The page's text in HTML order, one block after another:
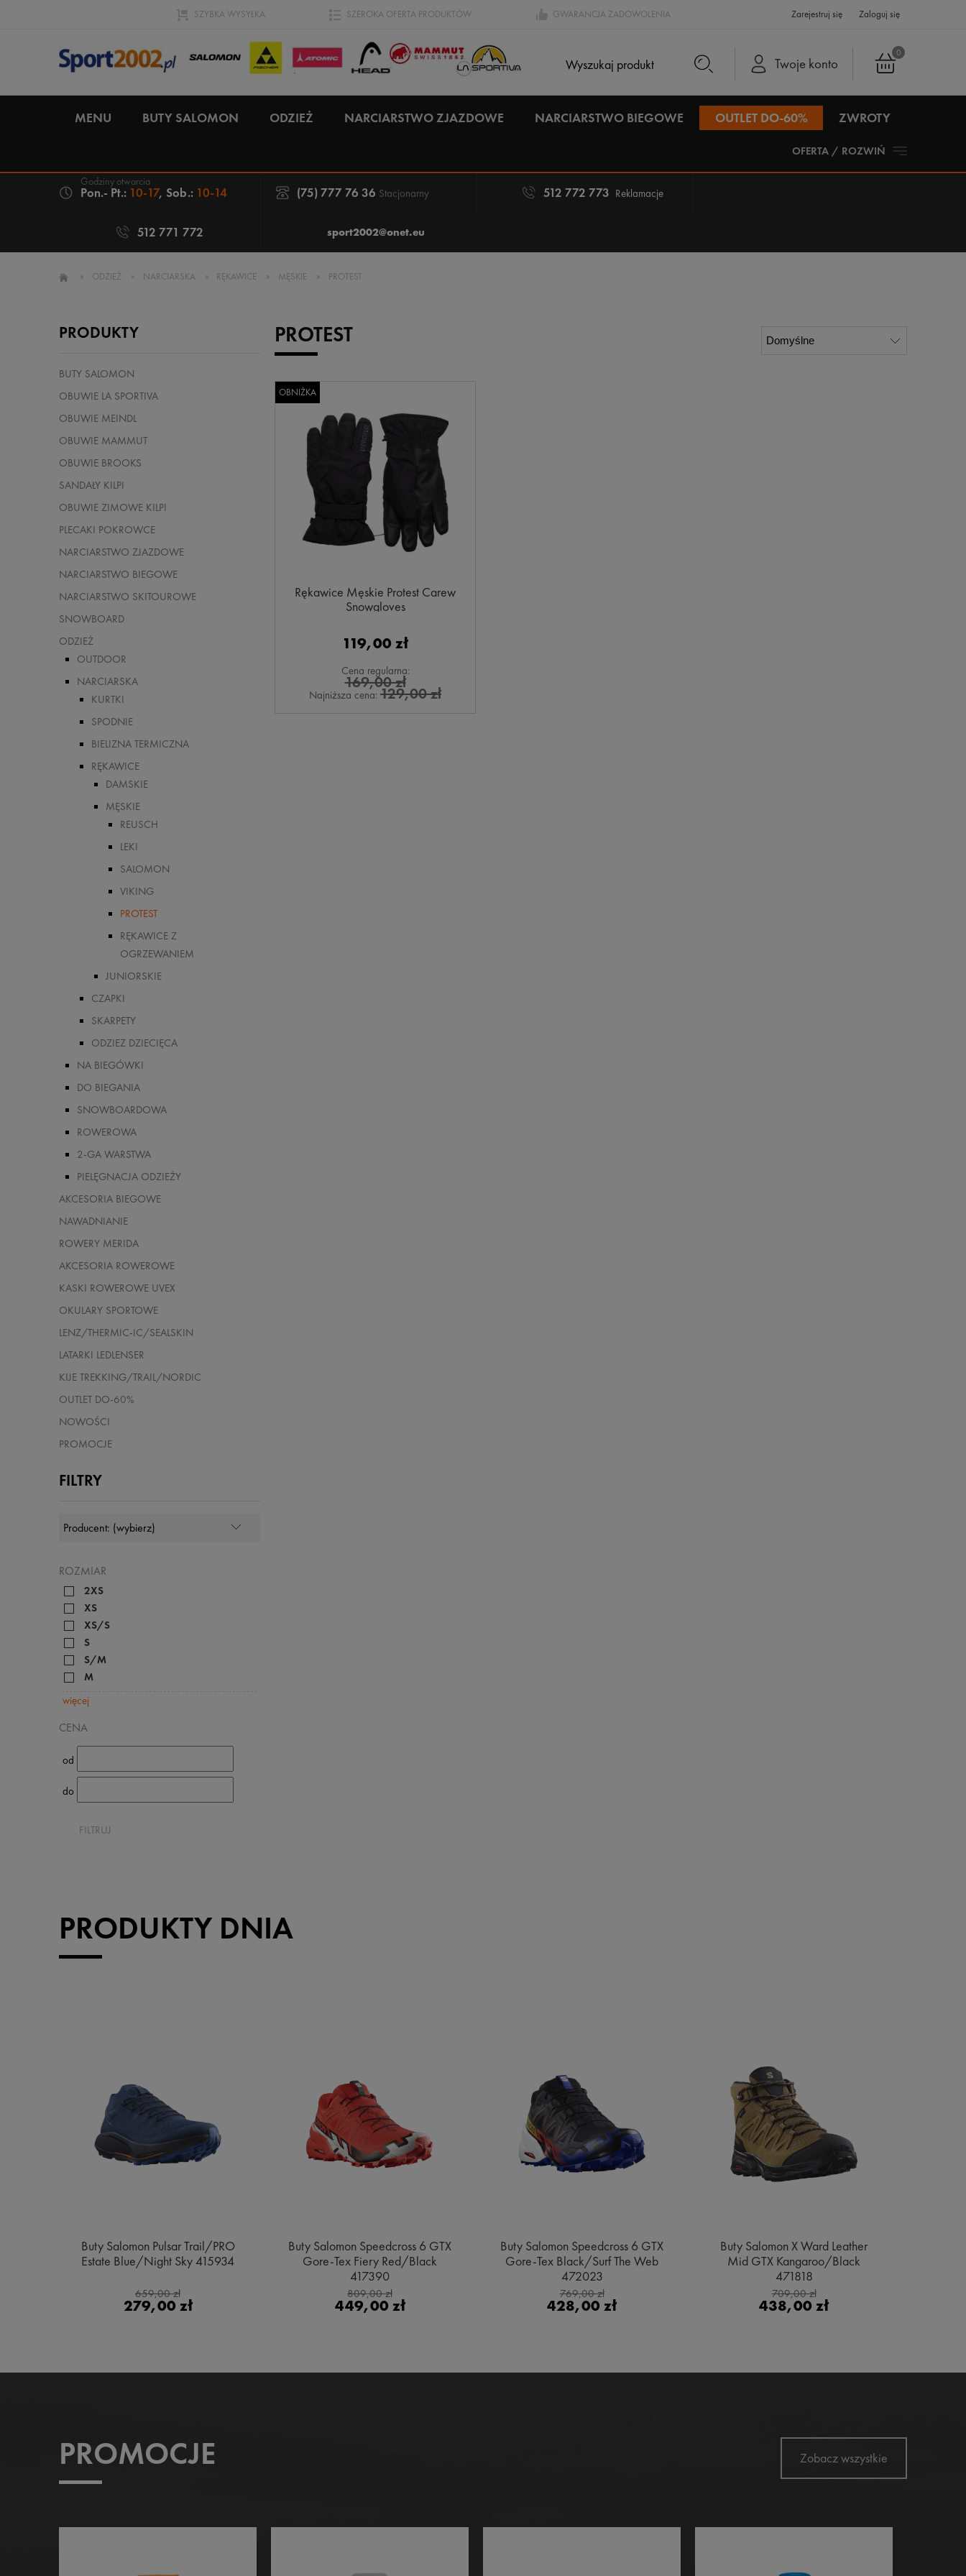
SZYBKA WYSYŁKA SZEROKA OFERTA PRODUKTÓW GWARANCJA ZADOWOLENIA Zarejestruj się Zaloguj się
0
Twoje konto
MENU BUTY SALOMON ODZIEŻ NARCIARSTWO ZJAZDOWE NARCIARSTWO BIEGOWE OUTLET DO-60% ZWROTY
OFERTA / ROZWIŃ
Pon.- Pt.: 10-17, Sob.: 10-14 (75) 777 76 36 Stacjonarny 512 772 773 Reklamacje
512 771 772 sport2002@onet.eu
» ODZIEŻ » NARCIARSKA » RĘKAWICE » MĘSKIE » PROTEST
PRODUKTY
BUTY SALOMON
OBUWIE LA SPORTIVA
OBUWIE MEINDL
OBUWIE MAMMUT
OBUWIE BROOKS
SANDAŁY KILPI
OBUWIE ZIMOWE KILPI
PLECAKI POKROWCE
NARCIARSTWO ZJAZDOWE
NARCIARSTWO BIEGOWE
NARCIARSTWO SKITOUROWE
SNOWBOARD
ODZIEŻ
OUTDOOR
NARCIARSKA
KURTKI
SPODNIE
BIELIZNA TERMICZNA
RĘKAWICE
DAMSKIE
MĘSKIE
REUSCH
LEKI
SALOMON
VIKING
PROTEST
RĘKAWICE Z
OGRZEWANIEM
JUNIORSKIE
CZAPKI
SKARPETY
ODZIEZ DZIECIĘCA
NA BIEGÓWKI
DO BIEGANIA
SNOWBOARDOWA
ROWEROWA
2-GA WARSTWA
PIELĘGNACJA ODZIEŻY
AKCESORIA BIEGOWE
NAWADNIANIE
ROWERY MERIDA
AKCESORIA ROWEROWE
KASKI ROWEROWE UVEX
OKULARY SPORTOWE
LENZ/THERMIC-IC/SEALSKIN
LATARKI LEDLENSER
KIJE TREKKING/TRAIL/NORDIC
OUTLET DO-60%
NOWOŚCI
PROMOCJE
FILTRY
ROZMIAR
2XS
XS
XS/S
S
S/M
M
więcej
CENA
od
do
FILTRUJ
PROTEST
Rękawice Męskie Protest Carew
Snowgloves
119,00 zł
Cena regularna:
169,00 zł
Najniższa cena: 129,00 zł
OBNIŻKA
PRODUKTY DNIA
Buty Salomon Pulsar Trail/PRO
Estate Blue/Night Sky 415934
659,00 zł
279,00 zł
Buty Salomon Speedcross 6 GTX
Gore-Tex Fiery Red/Black
417390
809,00 zł
449,00 zł
Buty Salomon Speedcross 6 GTX
Gore-Tex Black/Surf The Web
472023
769,00 zł
428,00 zł
Buty Salomon X Ward Leather
Mid GTX Kangaroo/Black
471818
709,00 zł
438,00 zł
PROMOCJE Zobacz wszystkie